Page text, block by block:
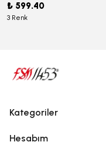
₺ 599.40
3 Renk
Kategoriler
Hesabım